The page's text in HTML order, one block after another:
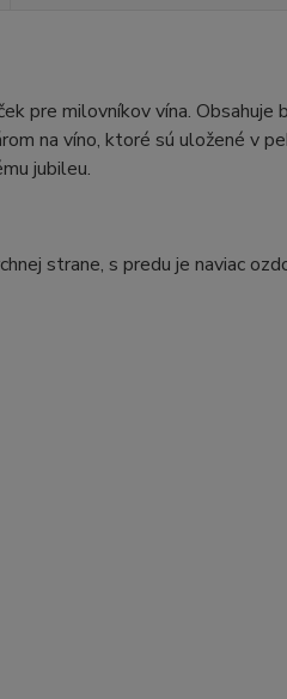
pre milovníkov vína. Obsahuje
na víno, ktoré sú uložené v
jubileu.
strane, s predu je naviac